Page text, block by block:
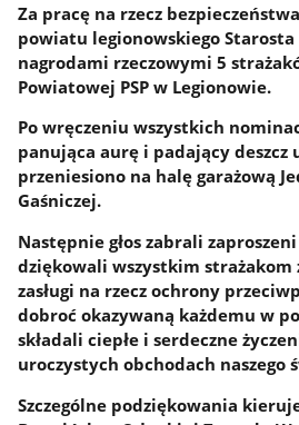
Za pracę na rzecz
powiatu legionowskiego
nagrodami rzeczowymi 5
Powiatowej PSP w Legionowie.
Po wręczeniu wszystkich
panująca aurę i padający deszcz
przeniesiono na halę garażową
Gaśniczej.
Następnie głos zabrali
dziękowali wszystkim strażakom
zasługi na rzecz ochrony
dobroć okazywaną każdemu w
składali ciepłe i serdeczne
uroczystych obchodach naszego
Szczególne podziękowania